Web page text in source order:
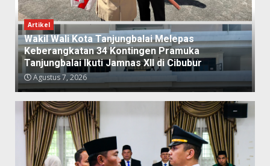
Artikel
Wakil Wali Kota Tanjungbalai Melepas
Keberangkatan 34 Kontingen Pramuka
Tanjungbalai Ikuti Jamnas XII di Cibubur
Agustus 7, 2026